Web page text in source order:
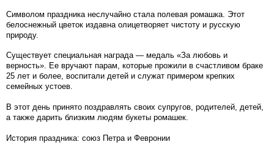
Символом праздника неслучайно стала полевая ромашка. Этот
белоснежный цветок издавна олицетворяет чистоту и русскую
природу.
Существует специальная награда — медаль «За любовь и
верность». Ее вручают парам, которые прожили в счастливом браке
25 лет и более, воспитали детей и служат примером крепких
семейных устоев.
В этот день принято поздравлять своих супругов, родителей, детей,
а также дарить близким людям букеты ромашек.
История праздника: союз Петра и Февронии